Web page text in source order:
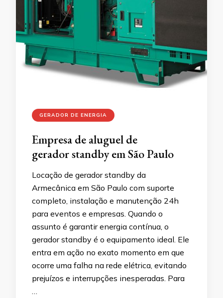
GERADOR DE ENERGIA
Empresa de aluguel de
gerador standby em São Paulo
Locação de gerador standby da
Armecânica em São Paulo com suporte
completo, instalação e manutenção 24h
para eventos e empresas. Quando o
assunto é garantir energia contínua, o
gerador standby é o equipamento ideal. Ele
entra em ação no exato momento em que
ocorre uma falha na rede elétrica, evitando
prejuízos e interrupções inesperadas. Para